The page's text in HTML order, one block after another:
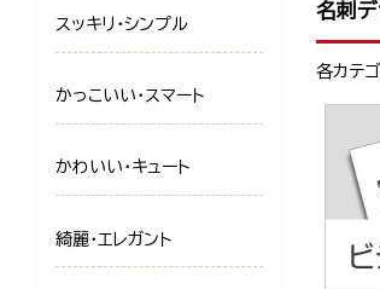
名刺デ
各カテ
スッキリ・シンプル
かっこいい・スマート
かわいい・キュート
綺麗・エレガント